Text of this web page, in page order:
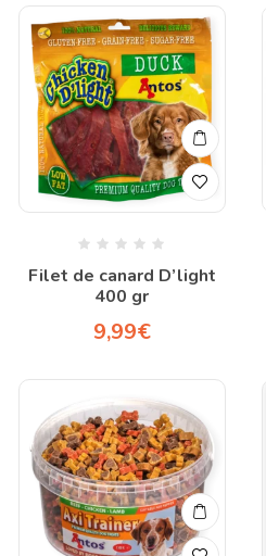
Filet de canard D’light
400 gr
9,99€